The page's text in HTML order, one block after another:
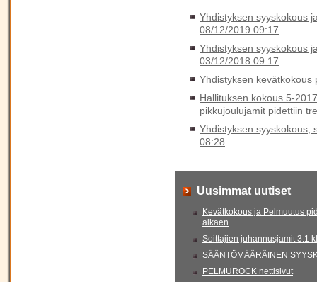
Yhdistyksen syyskokous
08/12/2019 09:17
Yhdistyksen syyskokous
03/12/2018 09:17
Yhdistyksen
Hallituksen kokous 5-
pikkujoulujamit pidettiin
Yhdistyksen syyskokous,
08:28
Uusimmat uutiset
Kevätkokous ja Pelmuutus
alkaen
Soittajien juhannusjamit 3.1
SÄÄNTÖMÄÄRÄINEN
PELMUROCK nettisivut